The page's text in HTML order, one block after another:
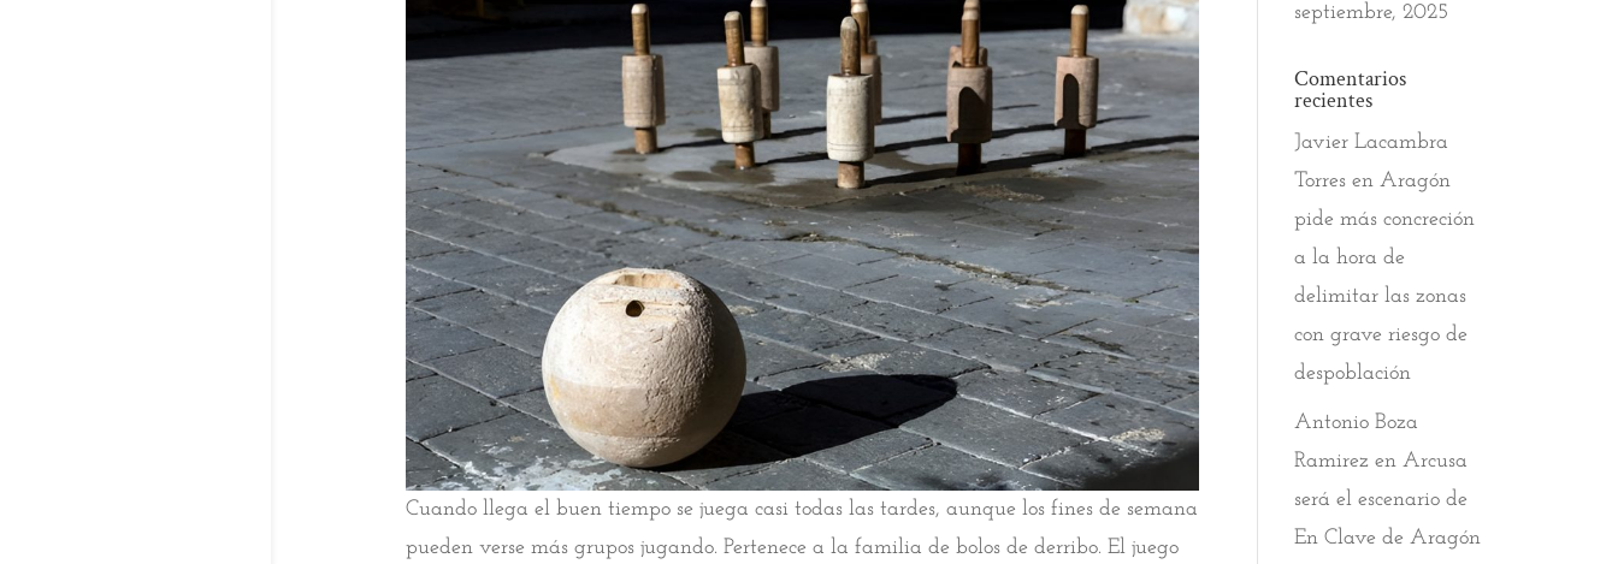
Cuando llega el buen tiempo se juega casi todas las tardes, aunque los fines de semana
pueden verse más grupos jugando. Pertenece a la familia de bolos de derribo. El juego
septiembre, 2025
Comentarios
recientes
Javier Lacambra
Torres enAragón
pide más concreción
a la hora de
delimitar las zonas
con grave riesgo de
despoblación
Antonio Boza
Ramirez enArcusa
será el escenario de
En Clave de Aragón